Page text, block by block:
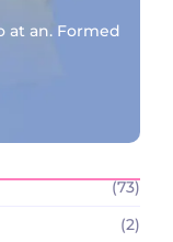
at an. Formed
(73)
(2)